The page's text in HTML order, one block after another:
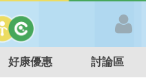
好康優惠 討論區